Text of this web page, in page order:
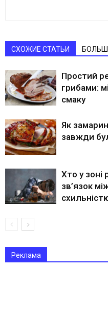
СХОЖИЕ СТАТЬИ
Простий
грибами:
смаку
Як
завжди
Хто у зоні
зв’язок
Реклама